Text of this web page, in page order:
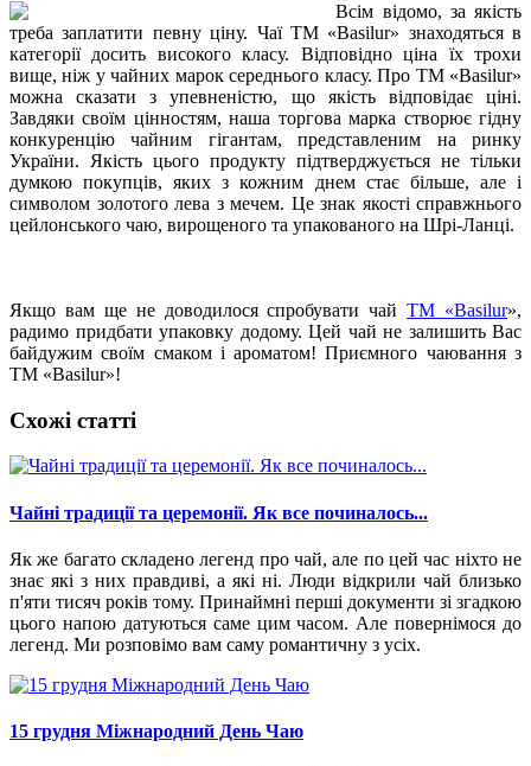
Всім відомо, за якість
треба заплатити певну ціну. Чаї ТМ «Basilur» знаходяться в
категорії досить високого класу. Відповідно ціна їх трохи
вище, ніж у чайних марок середнього класу. Про ТМ «Basilur»
можна сказати з упевненістю, що якість відповідає ціні.
Завдяки своїм цінностям, наша торгова марка створює гідну
конкуренцію чайним гігантам, представленим на ринку
України. Якість цього продукту підтверджується не тільки
думкою покупців, яких з кожним днем ​​стає більше, але і
символом золотого лева з мечем. Це знак якості справжнього
цейлонського чаю, вирощеного та упакованого на Шрі-Ланці.
Якщо вам ще не доводилося спробувати чайТМ «Basilur»,
радимо придбати упаковку додому. Цей чай не залишить Вас
байдужим своїм смаком і ароматом! Приємного чаювання з
ТМ «Basilur»!
Схожі статті
Чайні традиції та церемонії. Як все починалось...
Як же багато складено легенд про чай, але по цей час ніхто не
знає які з них правдиві, а які ні. Люди відкрили чай близько
п'яти тисяч років тому. Принаймні перші документи зі згадкою
цього напою датуються саме цим часом. Але повернімося до
легенд. Ми розповімо вам саму романтичну з усіх.
15 грудня Міжнародний День Чаю